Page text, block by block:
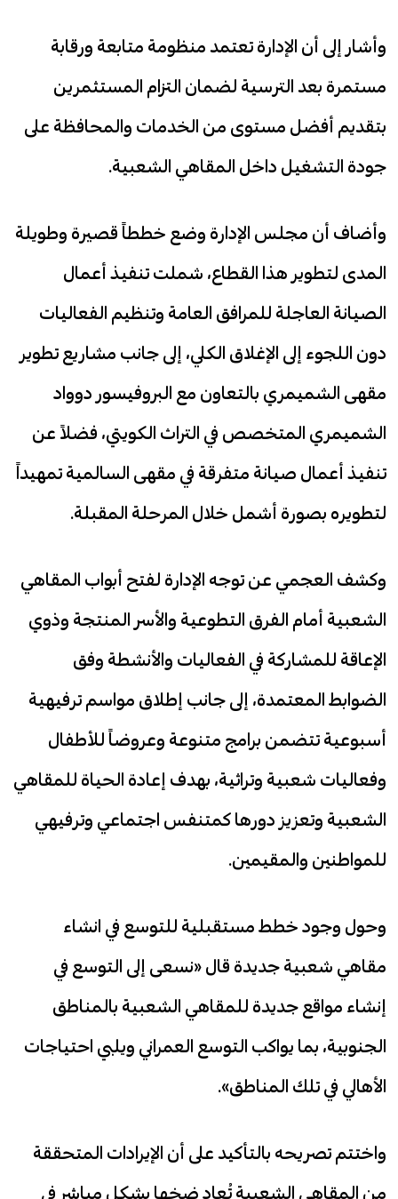
وأشار إلى أن الإدارة تعتمد منظومة متابعة ورقابة
مستمرة بعد الترسية لضمان التزام المستثمرين
بتقديم أفضل مستوى من الخدمات والمحافظة على
جودة التشغيل داخل المقاهي الشعبية.
وأضاف أن مجلس الإدارة وضع خططاً قصيرة وطويلة
المدى لتطوير هذا القطاع، شملت تنفيذ أعمال
الصيانة العاجلة للمرافق العامة وتنظيم الفعاليات
دون اللجوء إلى الإغلاق الكلي، إلى جانب مشاريع تطوير
مقهى الشميمري بالتعاون مع البروفيسور دوواد
الشميمري المتخصص في التراث الكويتي، فضلاً عن
تنفيذ أعمال صيانة متفرقة في مقهى السالمية تمهيداً
لتطويره بصورة أشمل خلال المرحلة المقبلة.
وكشف العجمي عن توجه الإدارة لفتح أبواب المقاهي
الشعبية أمام الفرق التطوعية والأسر المنتجة وذوي
الإعاقة للمشاركة في الفعاليات والأنشطة وفق
الضوابط المعتمدة، إلى جانب إطلاق مواسم ترفيهية
أسبوعية تتضمن برامج متنوعة وعروضاً للأطفال
وفعاليات شعبية وتراثية، بهدف إعادة الحياة للمقاهي
الشعبية وتعزيز دورها كمتنفس اجتماعي وترفيهي
للمواطنين والمقيمين.
وحول وجود خطط مستقبلية للتوسع في انشاء
مقاهي شعبية جديدة قال «نسعى إلى التوسع في
إنشاء مواقع جديدة للمقاهي الشعبية بالمناطق
الجنوبية، بما يواكب التوسع العمراني ويلبي احتياجات
الأهالي في تلك المناطق».
واختتم تصريحه بالتأكيد على أن الإيرادات المتحققة
من المقاهي الشعبية تُعاد ضخها بشكل مباشر في